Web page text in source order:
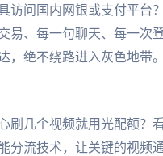
访问国内网银或支付平台
易、每一句聊天、每一次
，绝不绕路进入灰色地带
刷几个视频就用光配额？
分流技术，让关键的视频